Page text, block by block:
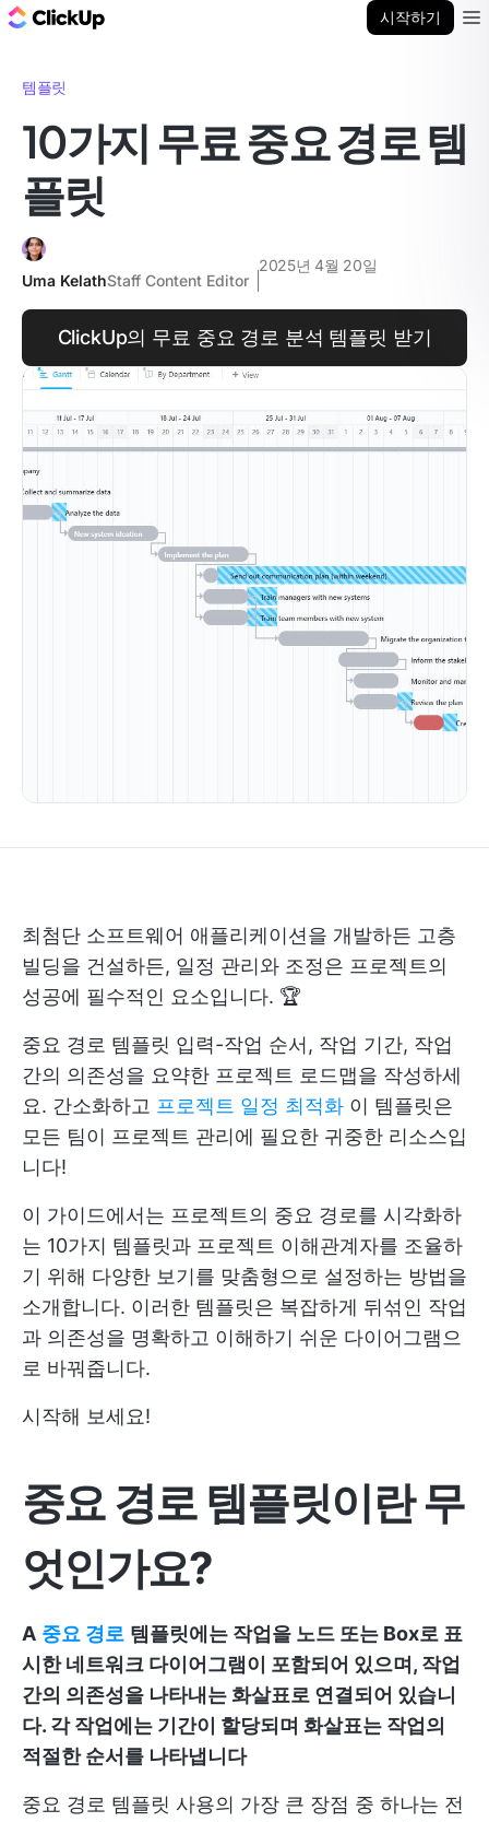
시작하기
템플릿
10가지 무료 중요 경로 템
플릿
Uma KelathStaff Content Editor
2025년 4월 20일
ClickUp의 무료 중요 경로 분석 템플릿 받기
최첨단 소프트웨어 애플리케이션을 개발하든 고층
빌딩을 건설하든, 일정 관리와 조정은 프로젝트의
성공에 필수적인 요소입니다. 🏆
중요 경로 템플릿 입력-작업 순서, 작업 기간, 작업
간의 의존성을 요약한 프로젝트 로드맵을 작성하세
요. 간소화하고 프로젝트 일정 최적화 이 템플릿은
모든 팀이 프로젝트 관리에 필요한 귀중한 리소스입
니다!
이 가이드에서는 프로젝트의 중요 경로를 시각화하
는 10가지 템플릿과 프로젝트 이해관계자를 조율하
기 위해 다양한 보기를 맞춤형으로 설정하는 방법을
소개합니다. 이러한 템플릿은 복잡하게 뒤섞인 작업
과 의존성을 명확하고 이해하기 쉬운 다이어그램으
로 바꿔줍니다.
시작해 보세요!
중요 경로 템플릿이란 무
엇인가요?
A 중요 경로 템플릿에는 작업을 노드 또는 Box로 표
시한 네트워크 다이어그램이 포함되어 있으며, 작업
간의 의존성을 나타내는 화살표로 연결되어 있습니
다. 각 작업에는 기간이 할당되며 화살표는 작업의
적절한 순서를 나타냅니다
중요 경로 템플릿 사용의 가장 큰 장점 중 하나는 전